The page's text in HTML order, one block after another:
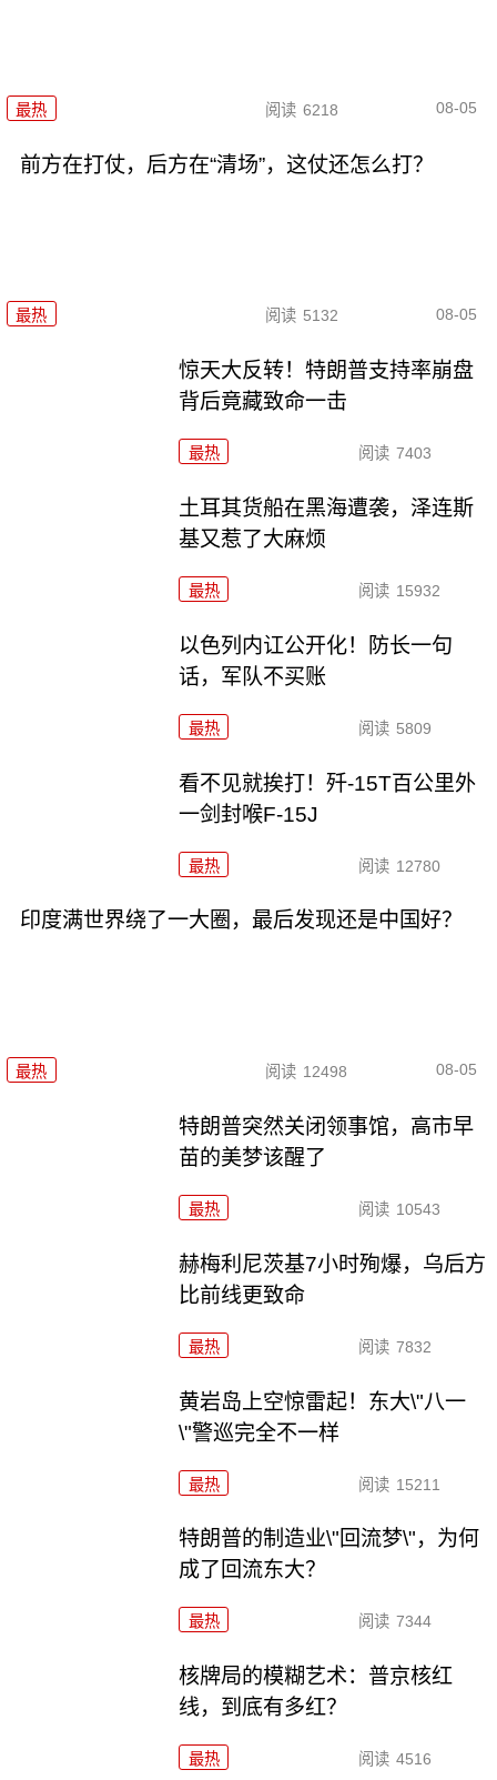
最热 阅读 6218 08-05
前方在打仗，后方在“清场”，这仗还怎么打？
最热 阅读 5132 08-05
惊天大反转！特朗普支持率崩盘
背后竟藏致命一击
最热 阅读 7403
土耳其货船在黑海遭袭，泽连斯
基又惹了大麻烦
最热 阅读 15932
以色列内讧公开化！防长一句
话，军队不买账
最热 阅读 5809
看不见就挨打！歼-15T百公里外
一剑封喉F-15J
最热 阅读 12780
印度满世界绕了一大圈，最后发现还是中国好？
最热 阅读 12498 08-05
特朗普突然关闭领事馆，高市早
苗的美梦该醒了
最热 阅读 10543
赫梅利尼茨基7小时殉爆，乌后方
比前线更致命
最热 阅读 7832
黄岩岛上空惊雷起！东大\"八一
\"警巡完全不一样
最热 阅读 15211
特朗普的制造业\"回流梦\"，为何
成了回流东大？
最热 阅读 7344
核牌局的模糊艺术：普京核红
线，到底有多红？
最热 阅读 4516